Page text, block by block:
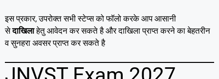
इस प्रकार, उपरोक्त सभी स्टेप्स को फॉलो करके आप आसानी
सेदाखिलाहेतु आवेदन कर सकते है और दाखिला प्राप्त करने का बेहतरीन
व सुनहरा अवसर प्राप्त कर सकते है